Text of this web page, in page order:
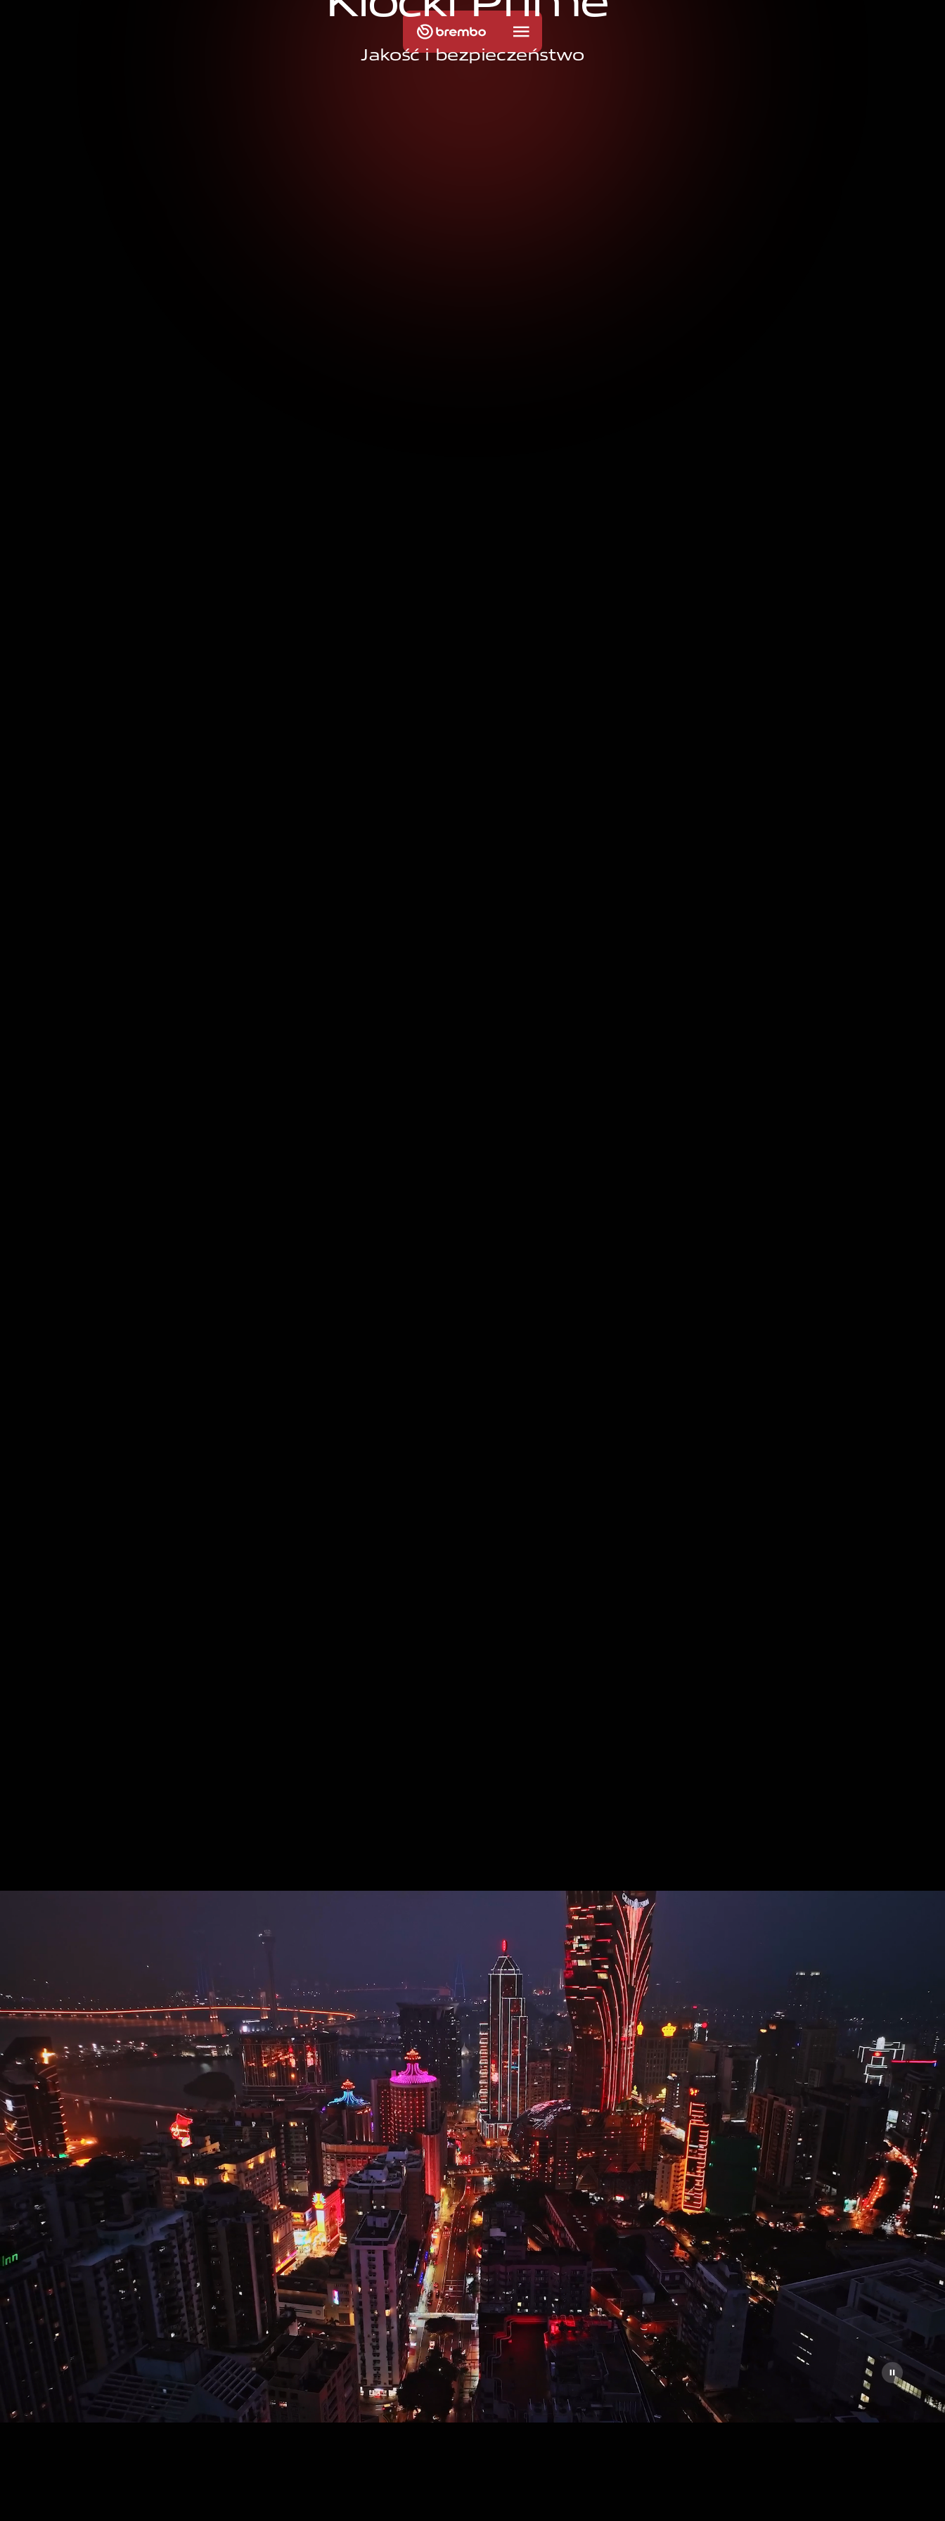
Jakość i bezpieczeństwo